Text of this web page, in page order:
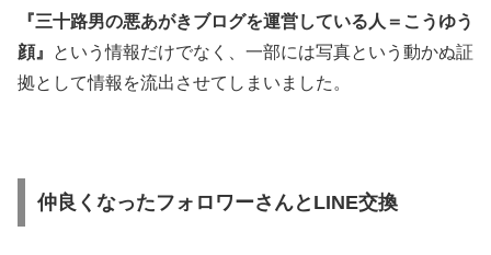
『三十路男の悪あがきブログを運営している人＝こうゆう
顔』
という情報だけでなく、一部には写真という動かぬ証
拠として情報を流出させてしまいました。
仲良くなったフォロワーさんとLINE交換